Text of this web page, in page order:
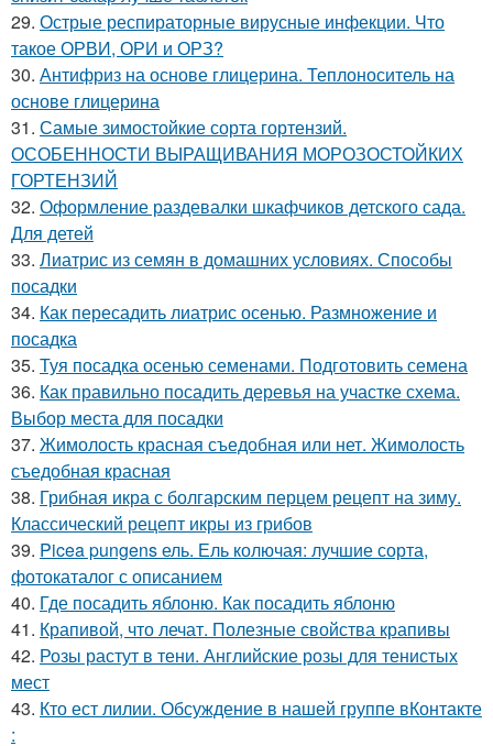
29. Острые респираторные вирусные инфекции. Что
такое ОРВИ, ОРИ и ОРЗ?
30. Антифриз на основе глицерина. Теплоноситель на
основе глицерина
31. Самые зимостойкие сорта гортензий.
ОСОБЕННОСТИ ВЫРАЩИВАНИЯ МОРОЗОСТОЙКИХ
ГОРТЕНЗИЙ
32. Оформление раздевалки шкафчиков детского сада.
Для детей
33. Лиатрис из семян в домашних условиях. Способы
посадки
34. Как пересадить лиатрис осенью. Размножение и
посадка
35. Туя посадка осенью семенами. Подготовить семена
36. Как правильно посадить деревья на участке схема.
Выбор места для посадки
37. Жимолость красная съедобная или нет. Жимолость
съедобная красная
38. Грибная икра с болгарским перцем рецепт на зиму.
Классический рецепт икры из грибов
39. Picea pungens ель. Ель колючая: лучшие сорта,
фотокаталог с описанием
40. Где посадить яблоню. Как посадить яблоню
41. Крапивой, что лечат. Полезные свойства крапивы
42. Розы растут в тени. Английские розы для тенистых
мест
43. Кто ест лилии. Обсуждение в нашей группе вКонтакте
: